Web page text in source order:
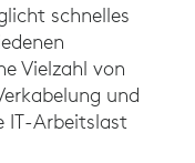
schnelles
Vielzahl von
und
IT-Arbeitslast